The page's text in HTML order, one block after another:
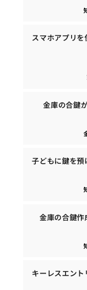
スマホアプリ
金庫の合鍵
子どもに鍵を
金庫の合鍵
キーレスエン